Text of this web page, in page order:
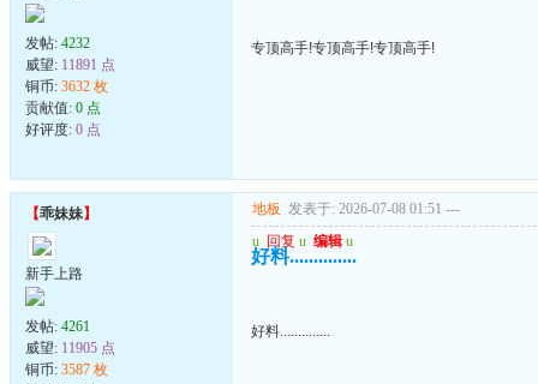
发帖: 4232
威望: 11891 点
铜币: 3632 枚
贡献值: 0 点
好评度: 0 点
专顶高手!专顶高手!专顶高手!
【乖妹妹】
新手上路
发帖: 4261
威望: 11905 点
铜币: 3587 枚
地板 发表于: 2026-07-08 01:51 ---
u 回复 u 编辑 u
好料..............
好料..............